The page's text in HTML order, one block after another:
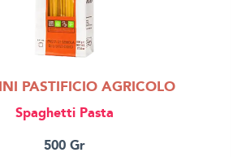
PASTIFICIO AGRICOLO
Spaghetti Pasta
500 Gr